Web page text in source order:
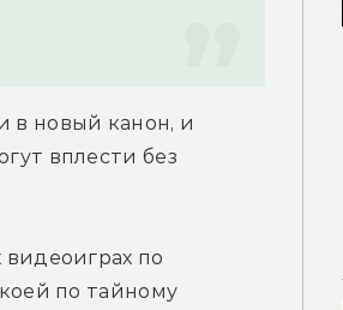
в новый канон, и
вплести без
по
по тайному